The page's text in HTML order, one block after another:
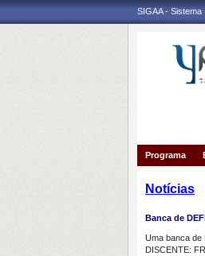
SIGAA - Sistema
Programa
Notícias
Banca de
Uma banca de
DISCENTE: